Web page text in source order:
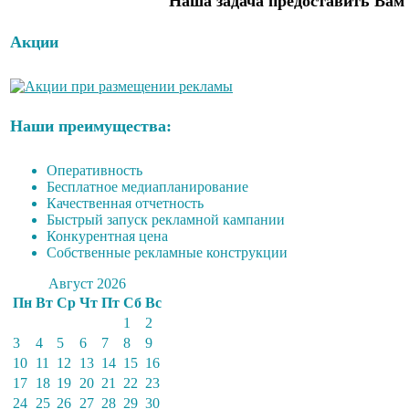
Акции
Наши преимущества:
Оперативность
Бесплатное медиапланирование
Качественная отчетность
Быстрый запуск рекламной кампании
Конкурентная цена
Собственные рекламные конструкции
Август 2026
Пн Вт Ср Чт Пт Сб Вс
1
2
3
4 5 6 7 8
9
10 11 12 13 14 15 16
17 18 19 20 21 22 23
24 25 26 27 28 29 30